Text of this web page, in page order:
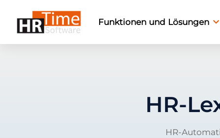
Funktionen und Lösungen
HR-
HR-